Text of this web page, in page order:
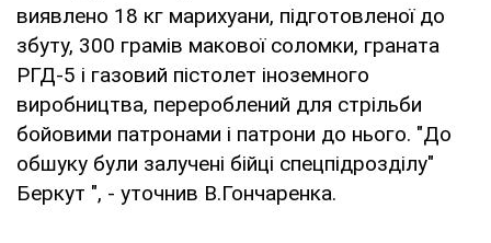
виявлено 18 кг марихуани, підготовленої до
збуту, 300 грамів макової соломки, граната
РГД-5 і газовий пістолет іноземного
виробництва, перероблений для стрільби
бойовими патронами і патрони до нього. "До
обшуку були залучені бійці спецпідрозділу"
Беркут ", - уточнив В.Гончаренка.